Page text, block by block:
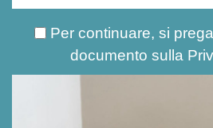
Per continuare, si
documento sulla